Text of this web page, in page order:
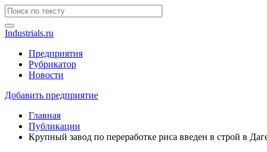
Industrials.ru
Предприятия
Рубрикатор
Новости
Добавить предприятие
Главная
Публикации
Крупный завод по переработке риса введен в строй в